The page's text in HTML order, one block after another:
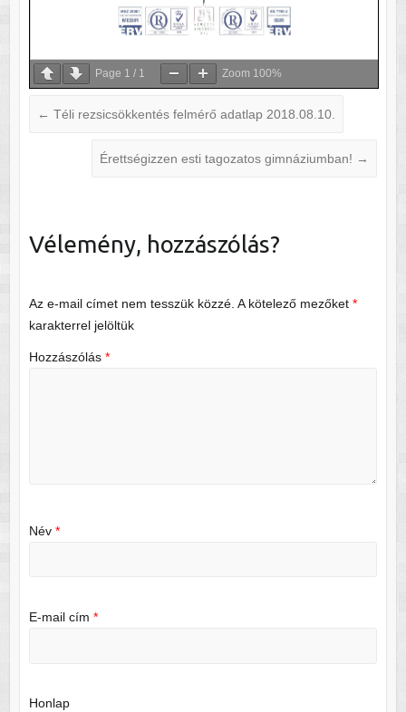
Page 1 / 1 Zoom 100%
← Téli rezsicsökkentés felmérő adatlap 2018.08.10.
Érettségizzen esti tagozatos gimnáziumban! →
Vélemény, hozzászólás?
Az e-mail címet nem tesszük közzé. A kötelező mezőket *
karakterrel jelöltük
Hozzászólás *
Név *
E-mail cím *
Honlap